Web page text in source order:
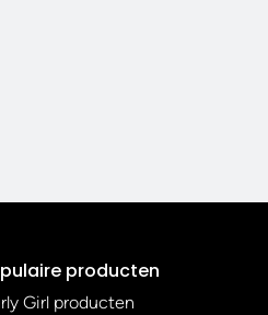
producten
Girl producten